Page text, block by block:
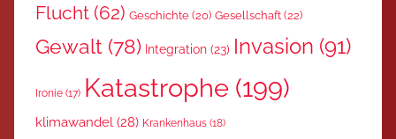
Flucht (62) Geschichte (20) Gesellschaft(22)
Gewalt (78) Integration (23) Invasion (91)
Ironie (17) Katastrophe (199)
klimawandel (28) Krankenhaus (18)